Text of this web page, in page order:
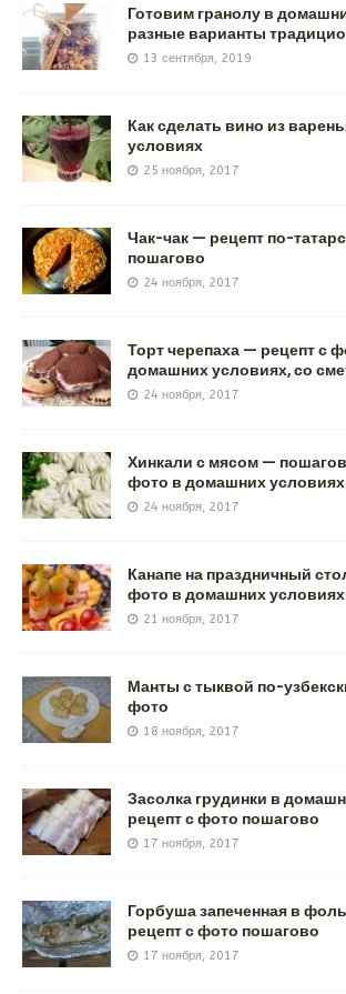
Готовим гранолу в
разные варианты
13 сентября, 2019
Как сделать вино из
условиях
25 ноября, 2017
Чак-чак — рецепт по-
пошагово
24 ноября, 2017
Торт черепаха — рецепт с
домашних условиях, со
24 ноября, 2017
Хинкали с мясом —
фото в домашних условиях
24 ноября, 2017
Канапе на праздничный
фото в домашних условиях
21 ноября, 2017
Манты с тыквой по-
фото
18 ноября, 2017
Засолка грудинки в
рецепт с фото пошагово
17 ноября, 2017
Горбуша запеченная в
рецепт с фото пошагово
17 ноября, 2017